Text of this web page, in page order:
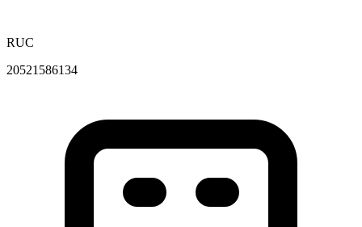
RUC
20521586134